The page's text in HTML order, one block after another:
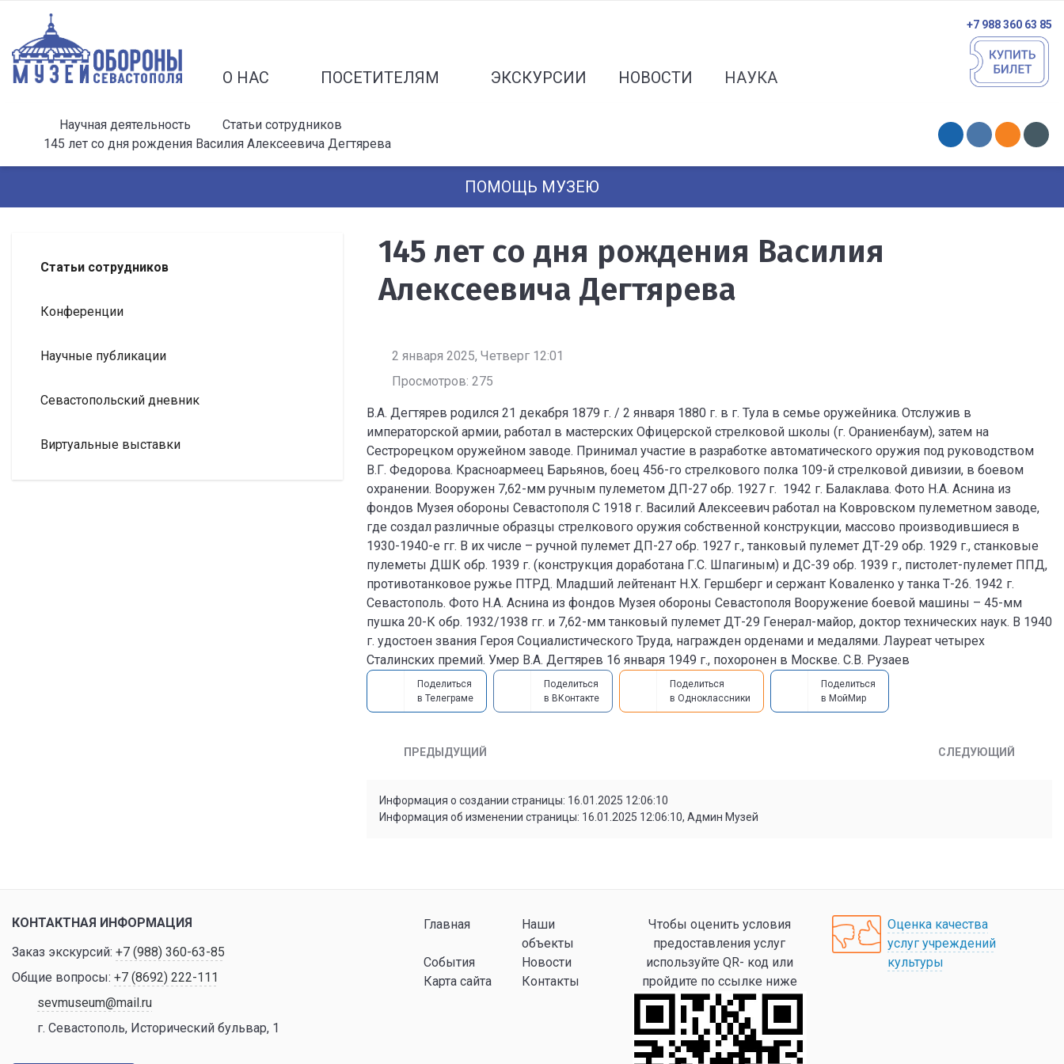
О НАС ПОСЕТИТЕЛЯМ ЭКСКУРСИИ НОВОСТИ НАУКА
+7 988 360 63 85
Научная деятельность
Статьи сотрудников
145 лет со дня рождения Василия Алексеевича Дегтярева
ПОМОЩЬ МУЗЕЮ
Статьи сотрудников
Конференции
Научные публикации
Севастопольский дневник
Виртуальные выставки
145 лет со дня рождения Василия
Алексеевича Дегтярева
2 января 2025, Четверг 12:01
Просмотров: 275
В.А. Дегтярев родился 21 декабря 1879 г. / 2 января 1880 г. в г. Тула в семье оружейника. Отслужив в
императорской армии, работал в мастерских Офицерской стрелковой школы (г. Ораниенбаум), затем на
Сестрорецком оружейном заводе. Принимал участие в разработке автоматического оружия под руководством
В.Г. Федорова. Красноармеец Барьянов, боец 456-го стрелкового полка 109-й стрелковой дивизии, в боевом
охранении. Вооружен 7,62-мм ручным пулеметом ДП-27 обр. 1927 г. 1942 г. Балаклава. Фото Н.А. Аснина из
фондов Музея обороны Севастополя С 1918 г. Василий Алексеевич работал на Ковровском пулеметном заводе,
где создал различные образцы стрелкового оружия собственной конструкции, массово производившиеся в
1930-1940-е гг. В их числе – ручной пулемет ДП-27 обр. 1927 г., танковый пулемет ДТ-29 обр. 1929 г., станковые
пулеметы ДШК обр. 1939 г. (конструкция доработана Г.С. Шпагиным) и ДС-39 обр. 1939 г., пистолет-пулемет ППД,
противотанковое ружье ПТРД. Младший лейтенант Н.Х. Гершберг и сержант Коваленко у танка Т-26. 1942 г.
Севастополь. Фото Н.А. Аснина из фондов Музея обороны Севастополя Вооружение боевой машины – 45-мм
пушка 20-К обр. 1932/1938 гг. и 7,62-мм танковый пулемет ДТ-29 Генерал-майор, доктор технических наук. В 1940
г. удостоен звания Героя Социалистического Труда, награжден орденами и медалями. Лауреат четырех
Сталинских премий. Умер В.А. Дегтярев 16 января 1949 г., похоронен в Москве. С.В. Рузаев
Поделиться
в Телеграме
Поделиться
в ВКонтакте
Поделиться
в Одноклассники
Поделиться
в МойМир
ПРЕДЫДУЩИЙ СЛЕДУЮЩИЙ
Информация о создании страницы: 16.01.2025 12:06:10
Информация об изменении страницы: 16.01.2025 12:06:10, Админ Музей
КОНТАКТНАЯ ИНФОРМАЦИЯ
Заказ экскурсий: +7 (988) 360-63-85
Общие вопросы: +7 (8692) 222-111
sevmuseum@mail.ru
г. Севастополь, Исторический бульвар, 1
Главная
Наши
объекты
События
Новости
Карта сайта
Контакты
Чтобы оценить условия
предоставления услуг
используйте QR- код или
пройдите по ссылке ниже
Оценка качества
услуг учреждений
культуры